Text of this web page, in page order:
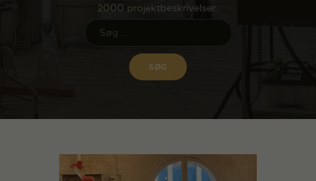
2000 projektbeskrivelser.